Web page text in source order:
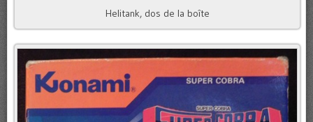
Helitank, dos de la boîte